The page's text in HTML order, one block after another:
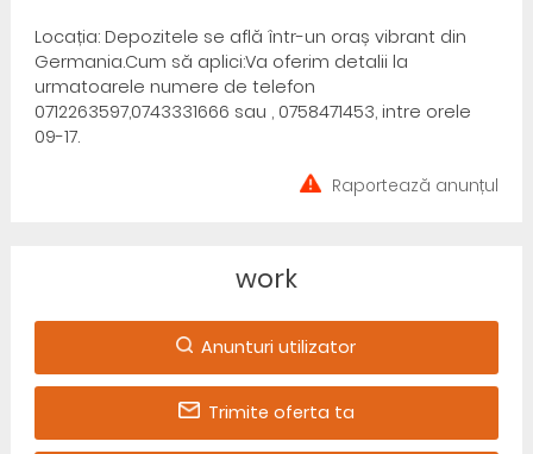
Locația: Depozitele se află într-un oraș vibrant din
Germania.Cum să aplici:Va oferim detalii la
urmatoarele numere de telefon
0712263597,0743331666 sau , 0758471453, intre orele
09-17.
Raportează anunțul
work
Anunturi utilizator
Trimite oferta ta